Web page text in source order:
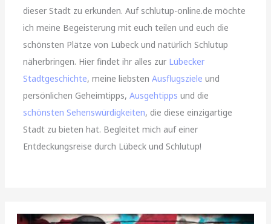
dieser Stadt zu erkunden. Auf schlutup-online.de möchte
ich meine Begeisterung mit euch teilen und euch die
schönsten Plätze von Lübeck und natürlich Schlutup
näherbringen. Hier findet ihr alles zur Lübecker
Stadtgeschichte, meine liebstenAusflugsziele und
persönlichen Geheimtipps,Ausgehtipps und die
schönsten Sehenswürdigkeiten, die diese einzigartige
Stadt zu bieten hat. Begleitet mich auf einer
Entdeckungsreise durch Lübeck und Schlutup!